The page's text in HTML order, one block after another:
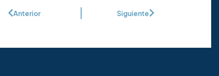
Anterior Siguiente